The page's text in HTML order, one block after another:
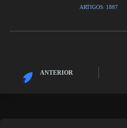
ARTIGOS: 1887
ANTERIOR